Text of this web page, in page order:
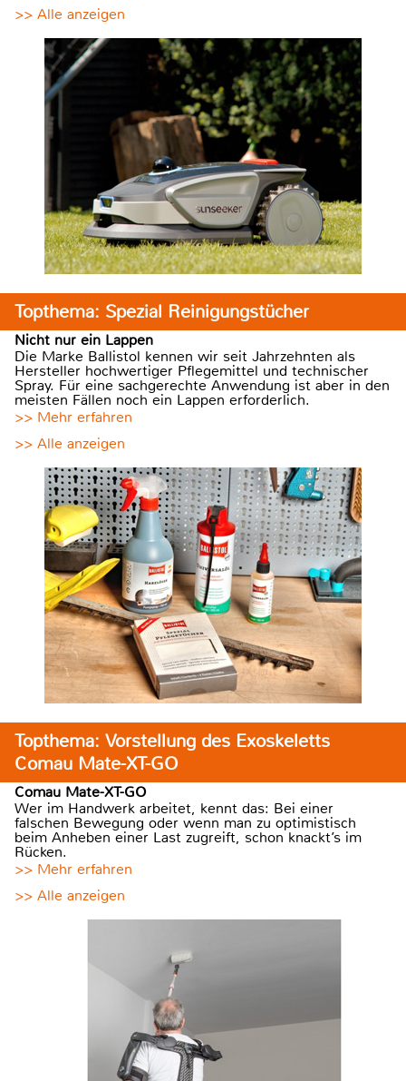
>> Alle anzeigen
Topthema: Spezial Reinigungstücher
Nicht nur ein Lappen
Die Marke Ballistol kennen wir seit Jahrzehnten als
Hersteller hochwertiger Pflegemittel und technischer
Spray. Für eine sachgerechte Anwendung ist aber in den
meisten Fällen noch ein Lappen erforderlich.
>> Mehr erfahren
>> Alle anzeigen
Topthema: Vorstellung des Exoskeletts
Comau Mate-XT-GO
Comau Mate-XT-GO
Wer im Handwerk arbeitet, kennt das: Bei einer
falschen Bewegung oder wenn man zu optimistisch
beim Anheben einer Last zugreift, schon knackt’s im
Rücken.
>> Mehr erfahren
>> Alle anzeigen